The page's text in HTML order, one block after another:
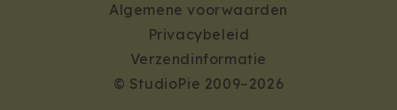
Algemene voorwaarden
Privacybeleid
Verzendinformatie
© StudioPie 2009–2026